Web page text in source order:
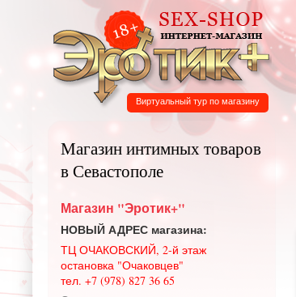
Виртуальный тур по магазину
Магазин интимных товаров
в Севастополе
Магазин "Эротик+"
НОВЫЙ АДРЕС магазина:
ТЦ ОЧАКОВСКИЙ, 2-й этаж
остановка "Очаковцев"
тел. +7 (978) 827 36 65